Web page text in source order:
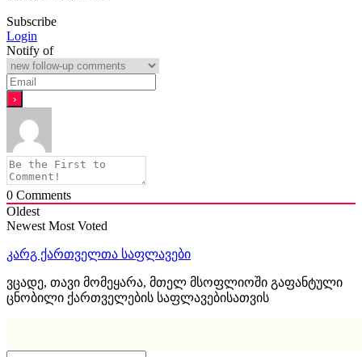
Subscribe
Login
Notify of
0 Comments
Oldest
Newest Most Voted
კარგ ქართველთა საფლავები
ვცადე, თავი მომეყარა, მთელ მსოფლიოში გაფანტული
ცნობილი ქართველების საფლავებისათვის